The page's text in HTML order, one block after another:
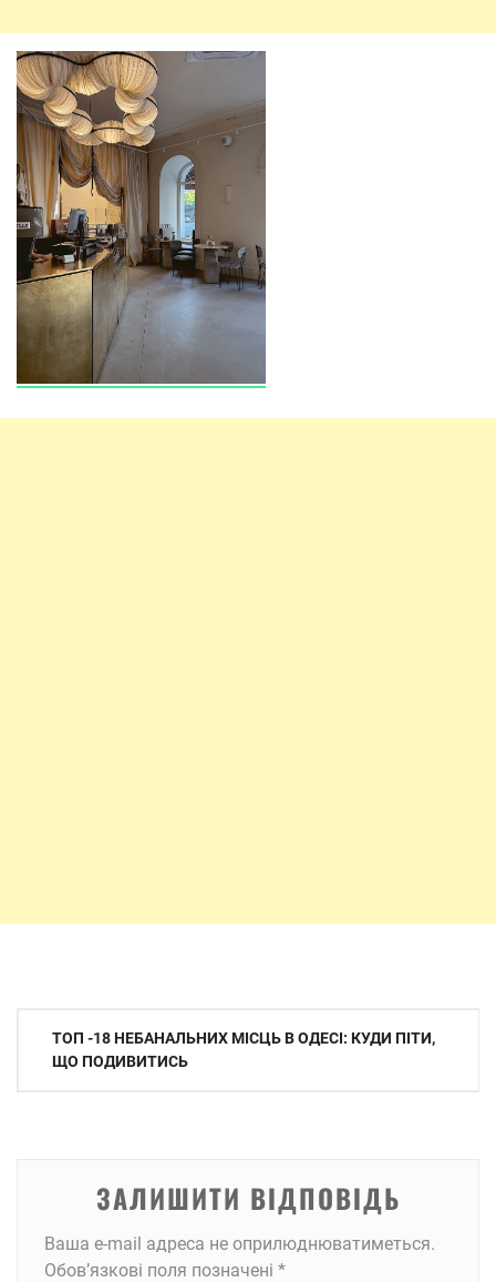
Навігація
записів
ТОП -18 НЕБАНАЛЬНИХ МІСЦЬ В ОДЕСІ: КУДИ ПІТИ,
ЩО ПОДИВИТИСЬ
ЗАЛИШИТИ ВІДПОВІДЬ
Ваша e-mail адреса не оприлюднюватиметься.
Обов’язкові поля позначені *